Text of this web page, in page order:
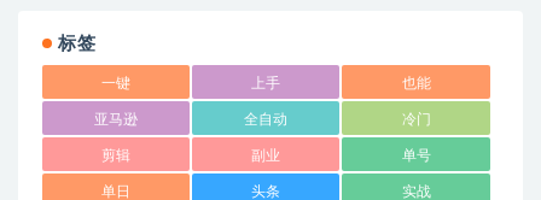
标签
一键 上手 也能
亚马逊 全自动 冷门
剪辑 副业 单号
单日 头条 实战